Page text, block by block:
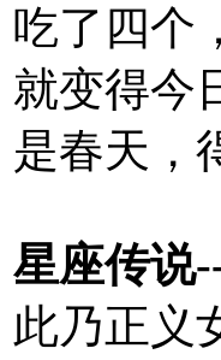
吃了四个
就变得今
是春天，
星座传说
此乃正义